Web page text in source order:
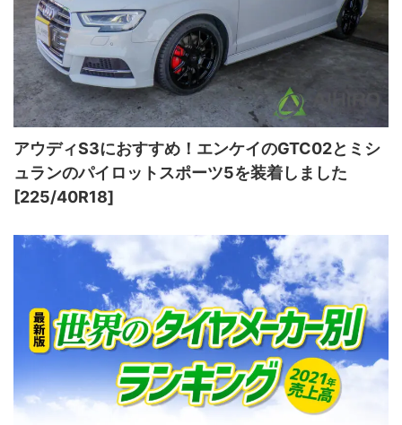
アウディS3におすすめ！エンケイのGTC02とミシ
ュランのパイロットスポーツ5を装着しました
[225/40R18]